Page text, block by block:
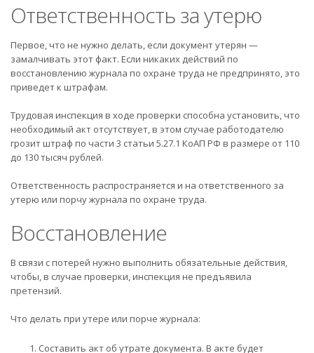
Ответственность за утерю
Первое, что не нужно делать, если документ утерян —
замалчивать этот факт. Если никаких действий по
восстановлению журнала по охране труда не предпринято, это
приведет к штрафам.
Трудовая инспекция в ходе проверки способна установить, что
необходимый акт отсутствует, в этом случае работодателю
грозит штраф по части 3 статьи 5.27.1 КоАП РФ в размере от 110
до 130 тысяч рублей.
Ответственность распространяется и на ответственного за
утерю или порчу журнала по охране труда.
Восстановление
В связи с потерей нужно выполнить обязательные действия,
чтобы, в случае проверки, инспекция не предъявила
претензий.
Что делать при утере или порче журнала:
Составить акт об утрате документа. В акте будет